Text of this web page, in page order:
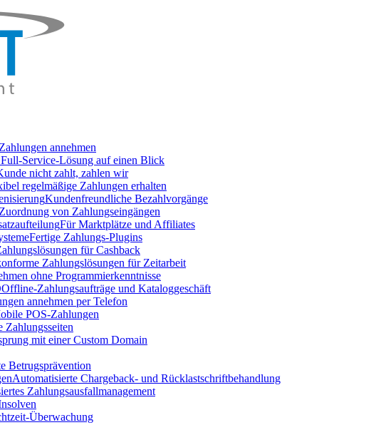
annehmen
Service-Lösung auf einen Blick
nicht zahlt, zahlen wir
regelmäßige Zahlungen erhalten
Kundenfreundliche Bezahlvorgänge
von Zahlungseingängen
Für Marktplätze und Affiliates
Fertige Zahlungs-Plugins
für Cashback
Zahlungslösungen für Zeitarbeit
ohne Programmierkenntnisse
Offline-Zahlungsaufträge und Kataloggeschäft
annehmen per Telefon
POS-Zahlungen
Zahlungsseiten
mit einer Custom Domain
Betrugsprävention
Automatisierte Chargeback- und Rücklastschriftbehandlung
Zahlungsausfallmanagement
Überwachung